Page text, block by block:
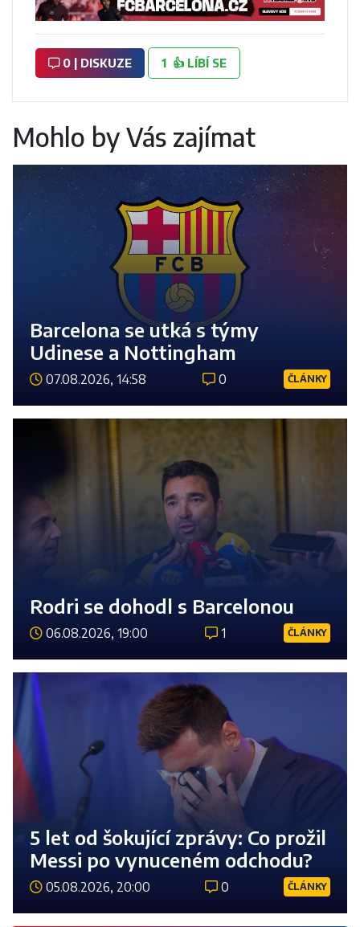
0 | DISKUZE 1 👍 LÍBÍ SE
Mohlo by Vás zajímat
Barcelona se utká s týmy
Udinese a Nottingham
07.08.2026, 14:58 0 ČLÁNKY
Rodri se dohodl s Barcelonou
06.08.2026, 19:00 1 ČLÁNKY
5 let od šokující zprávy: Co prožil
Messi po vynuceném odchodu?
05.08.2026, 20:00 0 ČLÁNKY